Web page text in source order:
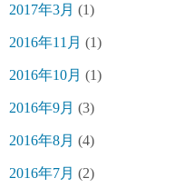
2017年3月 (1)
2016年11月 (1)
2016年10月 (1)
2016年9月 (3)
2016年8月 (4)
2016年7月 (2)